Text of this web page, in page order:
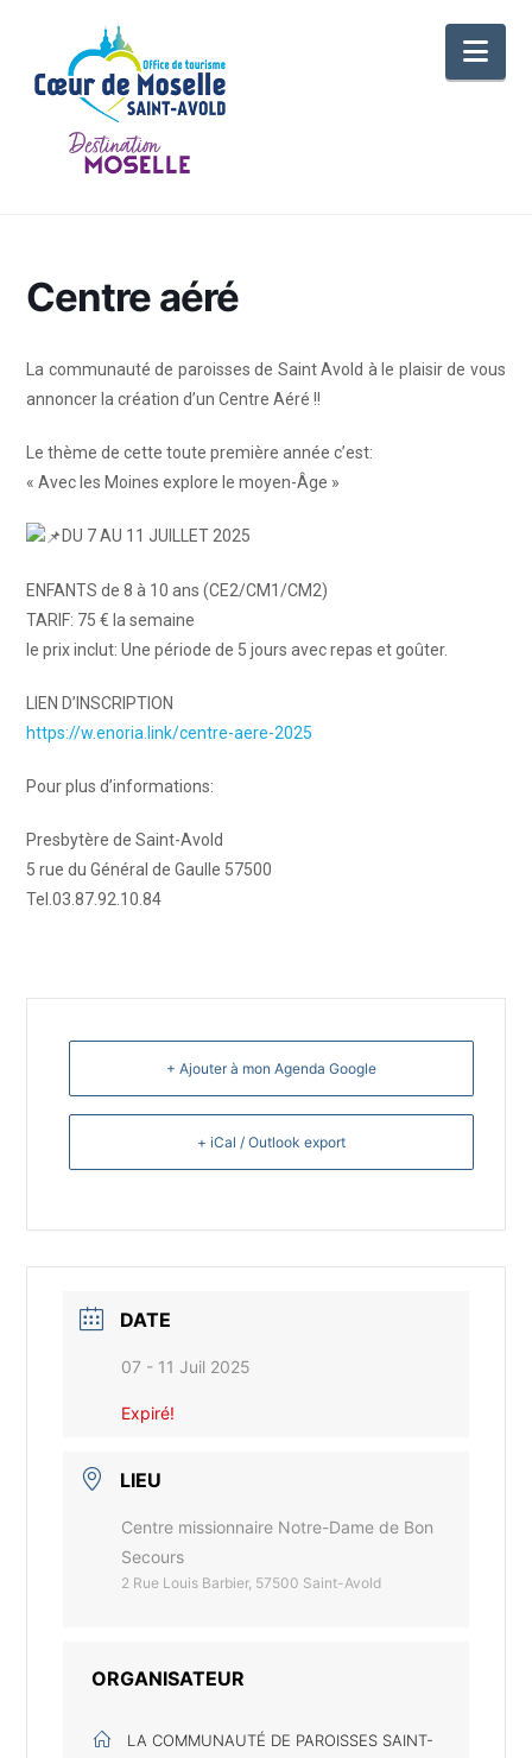
Centre aéré
La communauté de paroisses de Saint Avold à le plaisir de vous
annoncer la création d’un Centre Aéré !!
Le thème de cette toute première année c’est:
« Avec les Moines explore le moyen-Âge »
DU 7 AU 11 JUILLET 2025
ENFANTS de 8 à 10 ans (CE2/CM1/CM2)
TARIF: 75 € la semaine
le prix inclut: Une période de 5 jours avec repas et goûter.
LIEN D’INSCRIPTION
https://w.enoria.link/centre-aere-2025
Pour plus d’informations:
Presbytère de Saint-Avold
5 rue du Général de Gaulle 57500
Tel.03.87.92.10.84
+ Ajouter à mon Agenda Google
+ iCal / Outlook export
DATE
07 - 11 Juil 2025
Expiré!
LIEU
Centre missionnaire Notre-Dame de Bon
Secours
2 Rue Louis Barbier, 57500 Saint-Avold
ORGANISATEUR
LA COMMUNAUTÉ DE PAROISSES SAINT-